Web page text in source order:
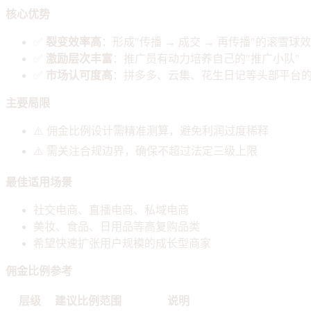
核心优势
裂变效率高 ：形成"传播 → 成交 → 再传播"的滚雪球
激励层次丰富 ：推广员有动力培养自己的"推广小队"
市场认可度高 ：拼多多、云集、花生日记等头部平台
主要局限
⚠️ 佣金比例设计需精准测算，避免利润过度稀释
⚠️ 需关注合规边界，确保不超过法定三级上限
最佳适用场景
社交电商、直播电商、私域电商
美妆、食品、日用品等高复购品类
希望快速扩张用户规模的成长型商家
佣金比例参考
层级 建议比例范围 说明